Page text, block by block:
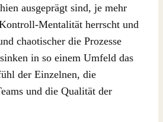
ausgeprägt sind, je mehr
Mentalität herrscht und
chaotischer die Prozesse
in so einem Umfeld das
der Einzelnen, die
und die Qualität der